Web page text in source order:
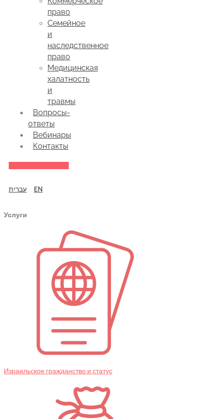
право
Семейное
и
наследственное
право
Медицинская
халатность
и
травмы
Вопросы-
ответы
Вебинары
Контакты
עברית EN
Услуги
Израильское гражданство и статус